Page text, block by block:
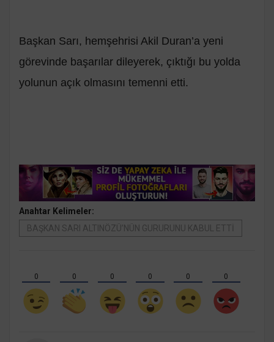
Başkan Sarı, hemşehrisi Akil Duran’a yeni
görevinde başarılar dileyerek, çıktığı bu yolda
yolunun açık olmasını temenni etti.
Anahtar Kelimeler:
BAŞKAN SARI ALTINÖZÜ’NÜN GURURUNU KABUL ETTİ
0 0 0 0 0 0